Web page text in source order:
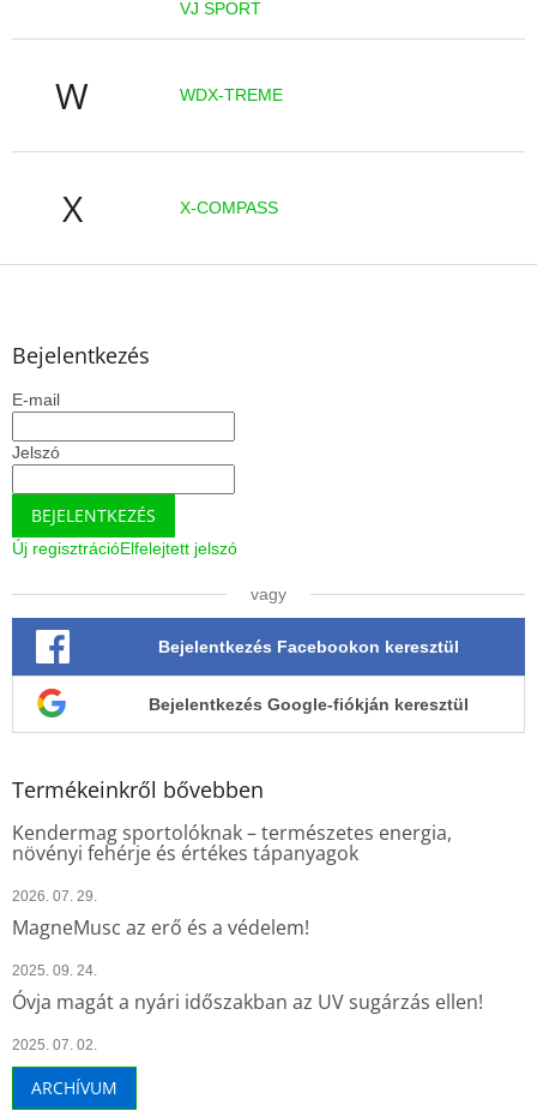
VJ SPORT
W WDX-TREME
X X-COMPASS
L
Bejelentkezés
E-mail
Jelszó
BEJELENTKEZÉS
Új regisztrációElfelejtett jelszó
vagy
Bejelentkezés Facebookon keresztül
Bejelentkezés Google-fiókján keresztül
Termékeinkről bővebben
Kendermag sportolóknak – természetes energia,
növényi fehérje és értékes tápanyagok
2026. 07. 29.
MagneMusc az erő és a védelem!
2025. 09. 24.
Óvja magát a nyári időszakban az UV sugárzás ellen!
2025. 07. 02.
ARCHÍVUM